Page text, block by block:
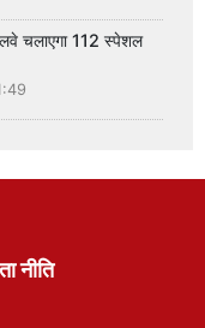
चलाएगा 112 स्पेशल
नीति